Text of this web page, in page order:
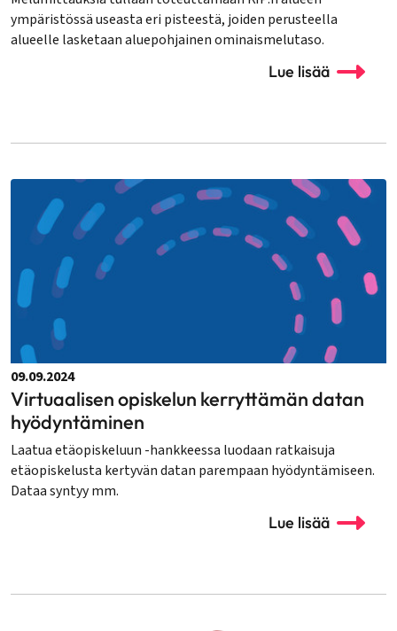
ympäristössä useasta eri pisteestä, joiden perusteella
alueelle lasketaan aluepohjainen ominaismelutaso.
Lue lisää
09.09.2024
Virtuaalisen opiskelun kerryttämän datan
hyödyntäminen
Laatua etäopiskeluun -hankkeessa luodaan ratkaisuja
etäopiskelusta kertyvän datan parempaan hyödyntämiseen.
Dataa syntyy mm.
Lue lisää